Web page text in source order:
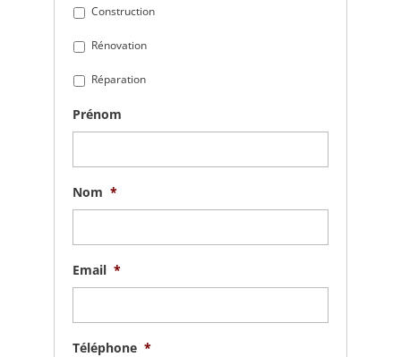
Construction
Rénovation
Réparation
Prénom
Nom *
Email *
Téléphone *